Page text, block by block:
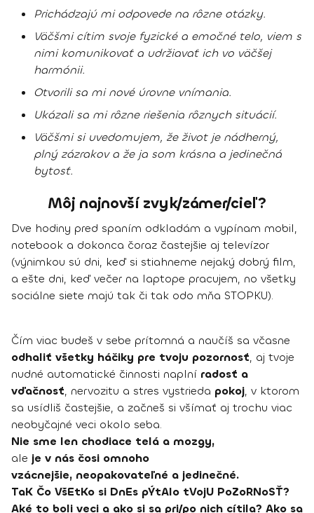
Prichádzajú mi odpovede na rôzne otázky.
Väčšmi cítim svoje fyzické a emočné telo, viem s
nimi komunikovať a udržiavať ich vo väčšej
harmónii.
Otvorili sa mi nové úrovne vnímania.
Ukázali sa mi rôzne riešenia rôznych situácií.
Väčšmi si uvedomujem, že život je nádherný,
plný zázrakov a že ja som krásna a jedinečná
bytosť.
Môj najnovší zvyk/zámer/cieľ?
Dve hodiny pred spaním odkladám a vypínam mobil,
notebook a dokonca čoraz častejšie aj televízor
(výnimkou sú dni, keď si stiahneme nejaký dobrý film,
a ešte dni, keď večer na laptope pracujem, no všetky
sociálne siete majú tak či tak odo mňa STOPKU).
Čím viac budeš v sebe prítomná a naučíš sa včasne
odhaliť všetky háčiky pre tvoju pozornosť, aj tvoje
nudné automatické činnosti naplní radosť a
vďačnosť, nervozitu a stres vystrieda pokoj, v ktorom
sa usídliš častejšie, a začneš si všímať aj trochu viac
neobyčajné veci okolo seba.
Nie sme len chodiace telá a mozgy,
ale je v nás čosi omnoho
vzácnejšie, neopakovateľné a jedinečné.
TaK Čo VšEtKo si DnEs pÝtAlo tVojU PoZoRNoSŤ?
Aké to boli veci a ako si sa pri/po nich cítila? Ako sa